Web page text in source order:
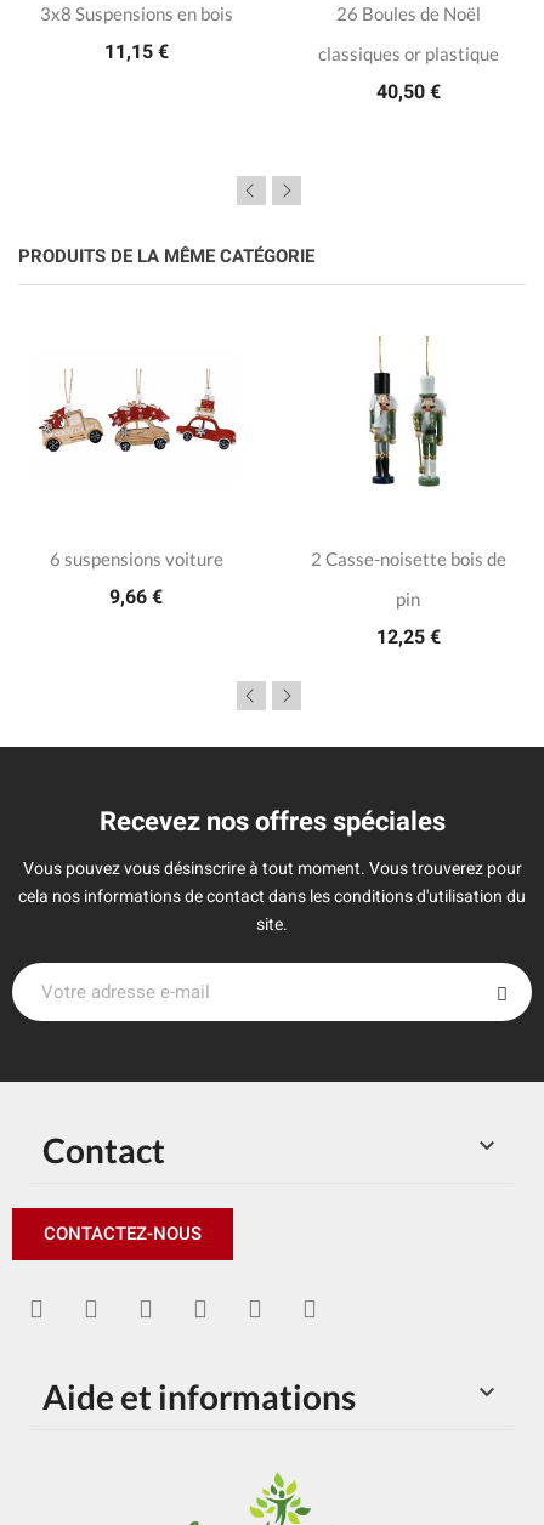
3x8 Suspensions en bois
11,15 €
26 Boules de Noël
classiques or plastique
40,50 €
PRODUITS DE LA MÊME CATÉGORIE
6 suspensions voiture
9,66 €
2 Casse-noisette bois de
pin
12,25 €
Recevez nos offres spéciales
Vous pouvez vous désinscrire à tout moment. Vous trouverez pour
cela nos informations de contact dans les conditions d'utilisation du
site.

Contact
CONTACTEZ-NOUS

Aide et informations